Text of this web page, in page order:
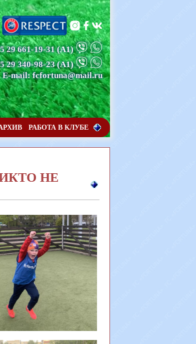
29 661-19-31(А1)
29 340-98-23(А1)
E-mail: fcfortuna@mail.ru
РАБОТА В КЛУБЕ
НЕ